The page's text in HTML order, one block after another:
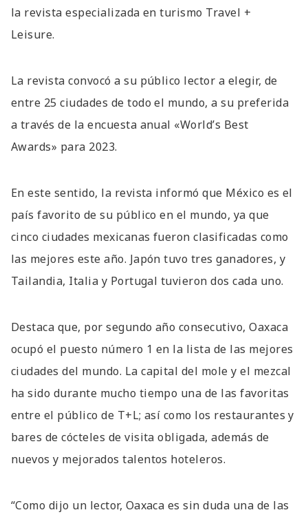
la revista especializada en turismo Travel +
Leisure.
La revista convocó a su público lector a elegir, de
entre 25 ciudades de todo el mundo, a su preferida
a través de la encuesta anual «World’s Best
Awards» para 2023.
En este sentido, la revista informó que México es el
país favorito de su público en el mundo, ya que
cinco ciudades mexicanas fueron clasificadas como
las mejores este año. Japón tuvo tres ganadores, y
Tailandia, Italia y Portugal tuvieron dos cada uno.
Destaca que, por segundo año consecutivo, Oaxaca
ocupó el puesto número 1 en la lista de las mejores
ciudades del mundo. La capital del mole y el mezcal
ha sido durante mucho tiempo una de las favoritas
entre el público de T+L; así como los restaurantes y
bares de cócteles de visita obligada, además de
nuevos y mejorados talentos hoteleros.
“Como dijo un lector, Oaxaca es sin duda una de las